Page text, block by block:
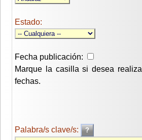
Estado:
Fecha publicación:
Marque la casilla si desea
fechas.
Palabra/s clave/s: